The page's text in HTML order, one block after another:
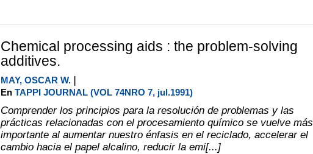
Chemical processing aids : the problem-solving
additives.
MAY, OSCAR W.
En TAPPI JOURNAL (VOL 74NRO 7, jul.1991)
Comprender los principios para la resolución de problemas y las
prácticas relacionadas con el procesamiento químico se vuelve más
importante al aumentar nuestro énfasis en el reciclado, accelerar el
cambio hacia el papel alcalino, reducir la emi[...]